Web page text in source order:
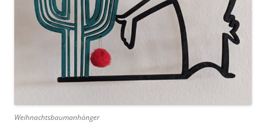
Weihnachtsbaumanhänger